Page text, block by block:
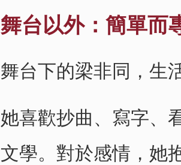
舞台以外：簡單而
舞台下的梁非同，生
她喜歡抄曲、寫字、
文學。對於感情，她